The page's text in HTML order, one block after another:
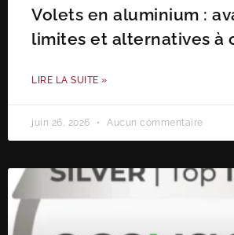
Volets en aluminium :
limites et alternatives à
LIRE LA SUITE »
juin 26, 2026 Aucun commentaire